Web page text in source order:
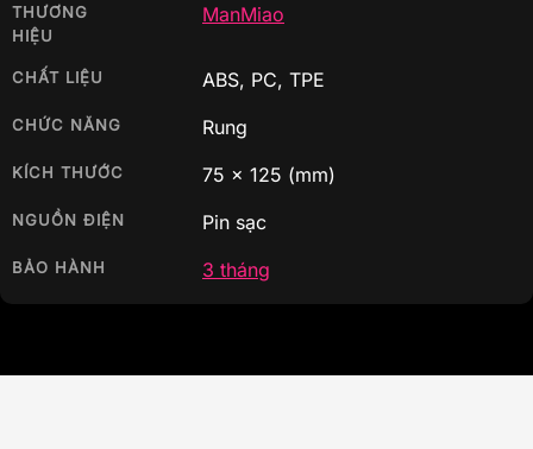
THƯƠNG
HIỆU
ManMiao
CHẤT LIỆU ABS, PC, TPE
CHỨC NĂNG Rung
KÍCH THƯỚC 75 x 125 (mm)
NGUỒN ĐIỆN Pin sạc
BẢO HÀNH 3 tháng